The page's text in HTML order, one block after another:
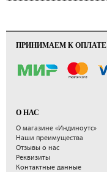
ПРИНИМАЕМ К ОПЛАТЕ
О НАС
О магазине «Индиноутс»
Наши преимущества
Отзывы о нас
Реквизиты
Контактные данные